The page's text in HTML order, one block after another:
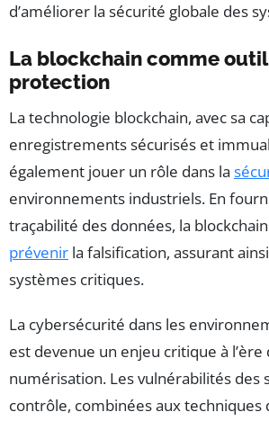
d’améliorer la sécurité globale des
La blockchain comme
protection
La technologie blockchain, avec sa
enregistrements sécurisés et
également jouer un rôle dans la
environnements industriels. En
traçabilité des données, la
prévenir la falsification, assurant
systèmes critiques.
La cybersécurité dans les
est devenue un enjeu critique à l’ère
numérisation. Les vulnérabilités des
contrôle, combinées aux techniques